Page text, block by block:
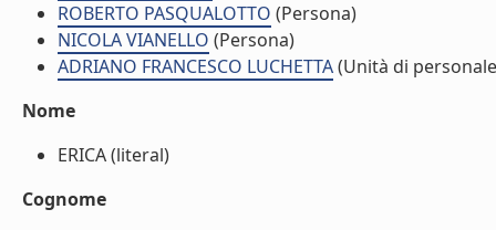
ROBERTO PASQUALOTTO (Persona)
NICOLA VIANELLO (Persona)
ADRIANO FRANCESCO LUCHETTA(Unità di
Nome
ERICA (literal)
Cognome